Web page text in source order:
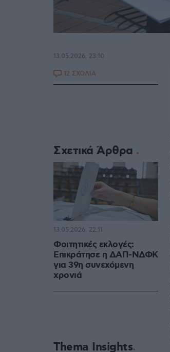
13.05.2026, 23:10
12 ΣΧΟΛΙΑ
Σχετικά Άρθρα
Φοιτητικές εκλογές:
Επικράτησε η ΔΑΠ-ΝΔΦΚ
για 39η συνεχόμενη
χρονιά
13.05.2026, 22:11
Thema Insights